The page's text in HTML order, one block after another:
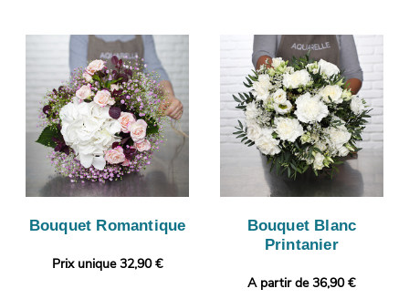
Bouquet Romantique
Prix unique 32,90 €
Bouquet Blanc
Printanier
A partir de 36,90 €